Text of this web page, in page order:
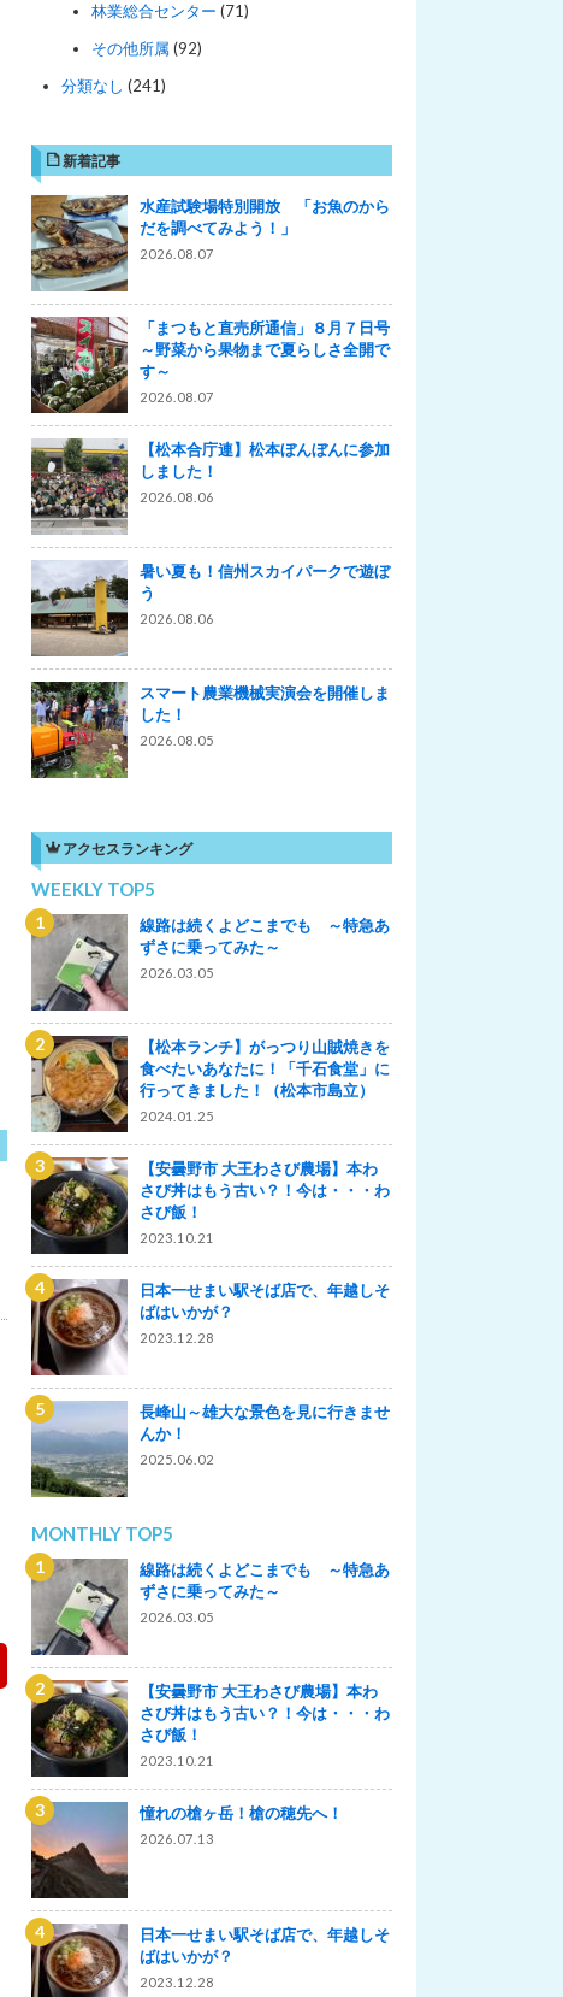
林業総合センター (71)
その他所属(92)
分類なし (241)
新着記事
水産試験場特別開放 「お魚のから
だを調べてみよう！」
2026.08.07
「まつもと直売所通信」８月７日号
～野菜から果物まで夏らしさ全開で
す～
2026.08.07
【松本合庁連】松本ぼんぼんに参加
しました！
2026.08.06
暑い夏も！信州スカイパークで遊ぼ
う
2026.08.06
スマート農業機械実演会を開催しま
した！
2026.08.05
アクセスランキング
WEEKLY TOP5
線路は続くよどこまでも ～特急あ
ずさに乗ってみた～
2026.03.05
【松本ランチ】がっつり山賊焼きを
食べたいあなたに！「千石食堂」に
行ってきました！（松本市島立）
2024.01.25
【安曇野市 大王わさび農場】本わ
さび丼はもう古い？！今は・・・わ
さび飯！
2023.10.21
日本一せまい駅そば店で、年越しそ
ばはいかが？
2023.12.28
長峰山～雄大な景色を見に行きませ
んか！
2025.06.02
MONTHLY TOP5
線路は続くよどこまでも ～特急あ
ずさに乗ってみた～
2026.03.05
【安曇野市 大王わさび農場】本わ
さび丼はもう古い？！今は・・・わ
さび飯！
2023.10.21
憧れの槍ヶ岳！槍の穂先へ！
2026.07.13
日本一せまい駅そば店で、年越しそ
ばはいかが？
2023.12.28